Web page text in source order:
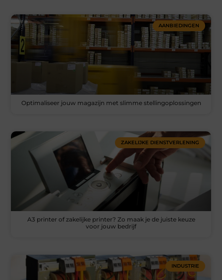
AANBIEDINGEN
Optimaliseer jouw magazijn met slimme stellingoplossingen
ZAKELIJKE DIENSTVERLENING
A3 printer of zakelijke printer? Zo maak je de juiste keuze
voor jouw bedrijf
INDUSTRIE